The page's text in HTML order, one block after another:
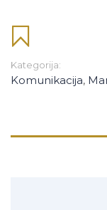
Kategorija:
Komunikacija,